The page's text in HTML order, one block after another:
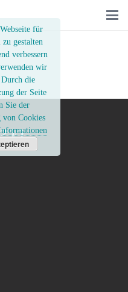
für
gestalten
verbessern
wir
die
der Seite
Sie der
von Cookies